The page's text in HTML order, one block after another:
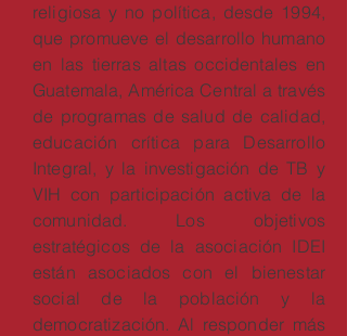
religiosa y no política, desde 1994,
que promueve el desarrollo humano
en las tierras altas occidentales en
Guatemala, América Central a través
de programas de salud de calidad,
educación crítica para Desarrollo
Integral, y la investigación de TB y
VIH con participación activa de la
comunidad. Los objetivos
estratégicos de la asociación IDEI
están asociados con el bienestar
social de la población y la
democratización. Al responder más